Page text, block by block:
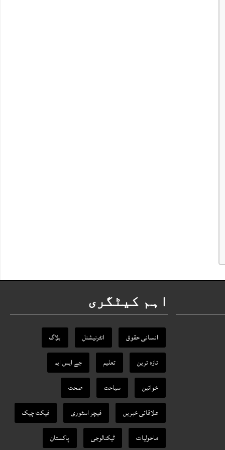
اہم کیٹگری
انسانی حقوق انٹرنیشنل
بلاگ
تازہ ترین
تعلیم
جے ایس ایم
خواتین
سیاحت
صحت
علاقائی خبریں
فیچر اسٹوری
فیکٹ‌ چیک
ماحولیات
ٹیکنالوجی پاکستان